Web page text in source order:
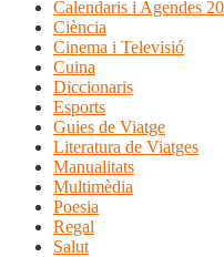
Calendaris i Agendes
Ciència
Cinema i Televisió
Cuina
Diccionaris
Esports
Guies de Viatge
Literatura de Viatges
Manualitats
Multimèdia
Poesia
Regal
Salut